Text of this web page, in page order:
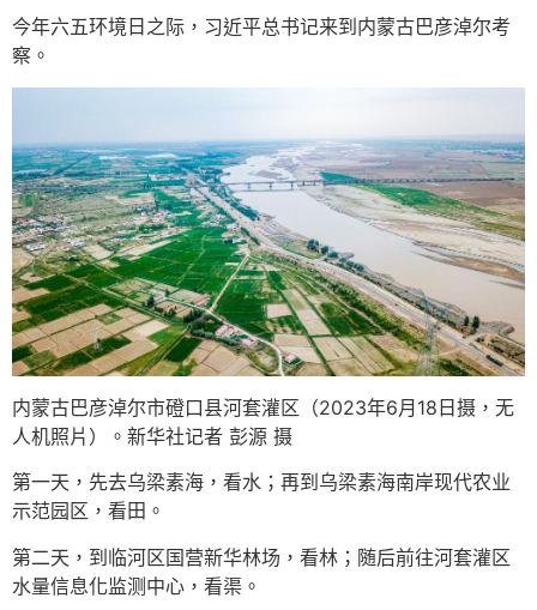
今年六五环境日之际，习近平总书记来到内蒙古巴彦淖尔考
察。
内蒙古巴彦淖尔市磴口县河套灌区（2023年6月18日摄，无
人机照片）。新华社记者 彭源 摄
第一天，先去乌梁素海，看水；再到乌梁素海南岸现代农业
示范园区，看田。
第二天，到临河区国营新华林场，看林；随后前往河套灌区
水量信息化监测中心，看渠。